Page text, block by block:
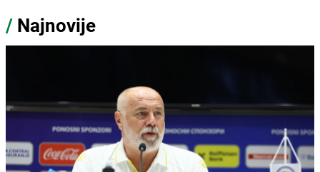
/ Najnovije